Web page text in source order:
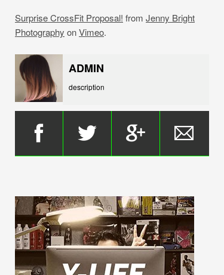
Surprise CrossFit Proposal! from Jenny Bright
Photography onVimeo.
ADMIN
description